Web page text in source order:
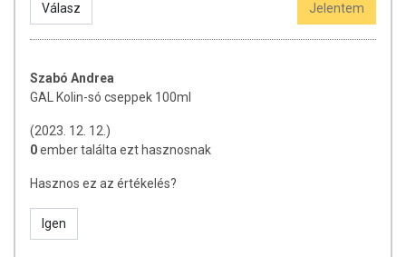
kezelőorvosával! Az ajánlott napi fogyasztási mennyiséget ne
lépje túl! Ha bármely összetevőre allergiás vagy érzékeny, ne
Válasz Jelentem
Szabó Andrea
GAL Kolin-só cseppek 100ml
(2023. 12. 12.)
0ember találta ezt hasznosnak
Hasznos ez az értékelés?
Igen